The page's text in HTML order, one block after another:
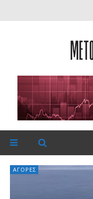
ΑΓΟΡΈΣ